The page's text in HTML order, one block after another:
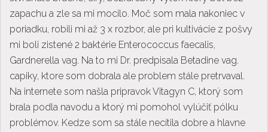
zapachu a zle sa mi mocilo. Moč som mala nakoniec v
poriadku, robili mi až 3 x rozbor, ale pri kultivácie z pošvy
mi boli zistené 2 baktérie Enterococcus faecalis,
Gardnerella vag. Na to mi Dr. predpisala Betadine vag.
capiky, ktore som dobrala ale problem stále pretrvaval.
Na internete som našla pripravok Vitagyn C, ktorý som
brala podla navodu a ktorý mi pomohol vylúčiť pólku
problémov. Kedze som sa stále necítila dobre a hlavne